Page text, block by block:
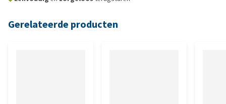
Gerelateerde producten